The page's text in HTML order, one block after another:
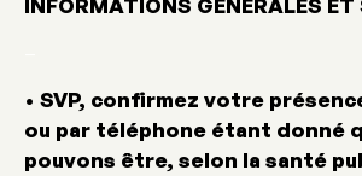
• SVP, confirmez votre
ou par téléphone étant donné
pouvons être, selon la santé